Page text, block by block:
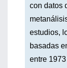
con datos
estudios,
basadas
entre